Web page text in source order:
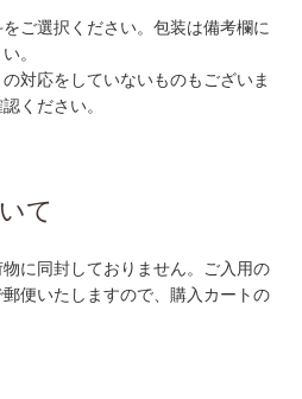
ご選択ください。包装は備考欄に
。
対応をしていないものもございま
ください。
て
に同封しておりません。ご入用の
便いたしますので、購入カートの